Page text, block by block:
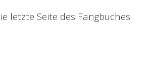
letzte Seite des Fangbuches